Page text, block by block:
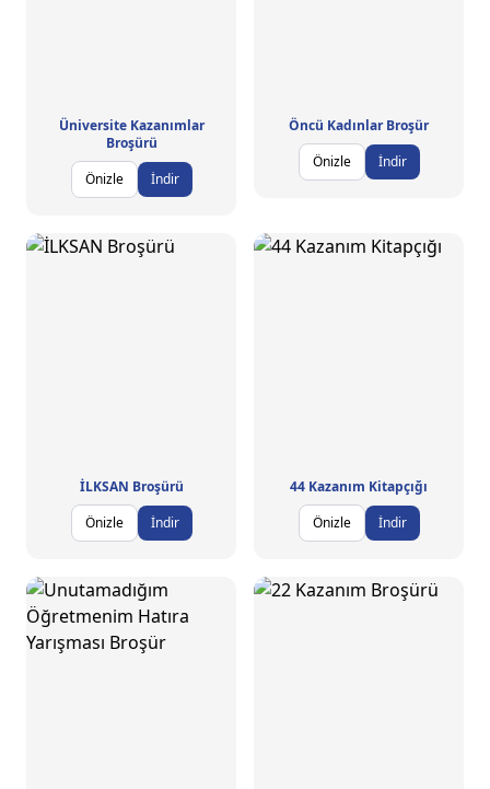
Üniversite Kazanımlar
Broşürü
Önizle
İndir
Öncü Kadınlar Broşür
Önizle
İndir
İLKSAN Broşürü
Önizle
İndir
44 Kazanım Kitapçığı
Önizle
İndir